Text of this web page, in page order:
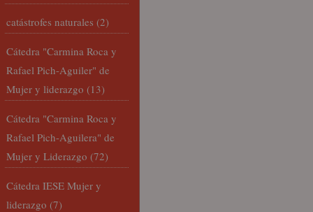
catástrofes naturales (2)
Cátedra "Carmina Roca y
Rafael Pich-Aguiler" de
Mujer y liderazgo (13)
Cátedra "Carmina Roca y
Rafael Pich-Aguilera" de
Mujer y Liderazgo (72)
Cátedra IESE Mujer y
liderazgo (7)